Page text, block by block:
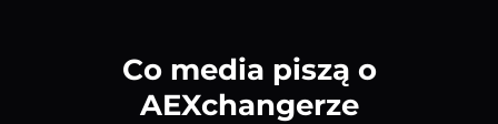
Co media piszą o
AEXchangerze